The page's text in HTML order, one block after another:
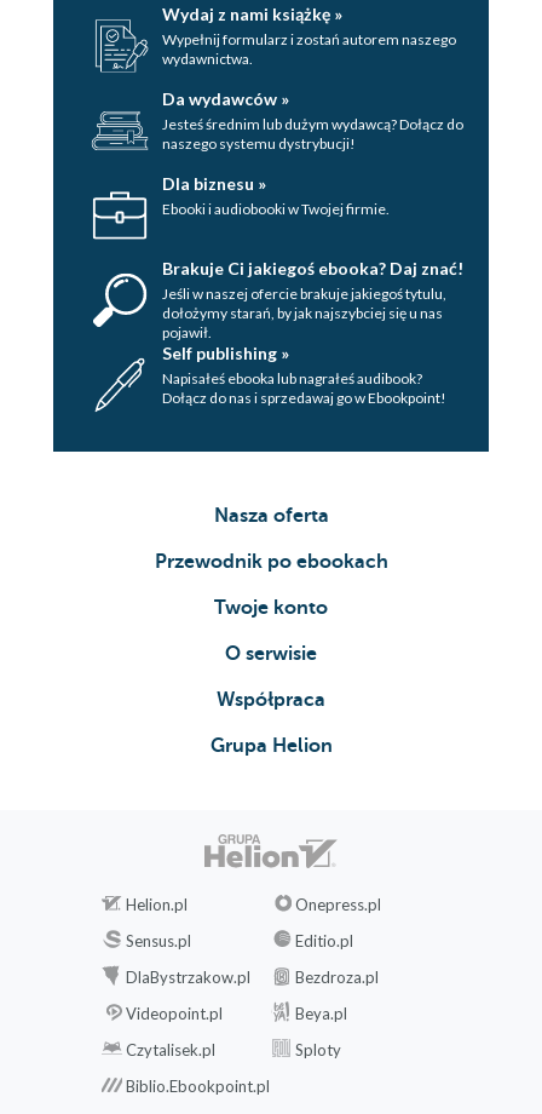
Wydaj z nami książkę »
Wypełnij formularz i zostań autorem naszego
wydawnictwa.
Da wydawców »
Jesteś średnim lub dużym wydawcą? Dołącz do
naszego systemu dystrybucji!
Dla biznesu »
Ebooki i audiobooki w Twojej firmie.
Brakuje Ci jakiegoś ebooka? Daj znać!
Jeśli w naszej ofercie brakuje jakiegoś tytulu,
dołożymy starań, by jak najszybciej się u nas
pojawił.
Self publishing »
Napisałeś ebooka lub nagrałeś audibook?
Dołącz do nas i sprzedawaj go w Ebookpoint!
Nasza oferta
Przewodnik po ebookach
Twoje konto
O serwisie
Współpraca
Grupa Helion
Helion.pl
Onepress.pl
Sensus.pl
Editio.pl
DlaBystrzakow.pl
Bezdroza.pl
Videopoint.pl
Beya.pl
Czytalisek.pl
Sploty
Biblio.Ebookpoint.pl